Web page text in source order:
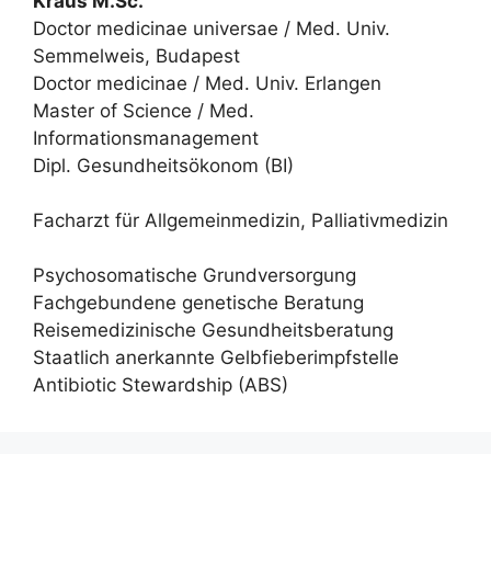
Doctor medicinae universae / Med. Univ.
Semmelweis, Budapest
Doctor medicinae / Med. Univ. Erlangen
Master of Science / Med.
Informationsmanagement
Dipl. Gesundheitsökonom (BI)
Facharzt für Allgemeinmedizin, Palliativmedizin
Psychosomatische Grundversorgung
Fachgebundene genetische Beratung
Reisemedizinische Gesundheitsberatung
Staatlich anerkannte Gelbfieberimpfstelle
Antibiotic Stewardship (ABS)